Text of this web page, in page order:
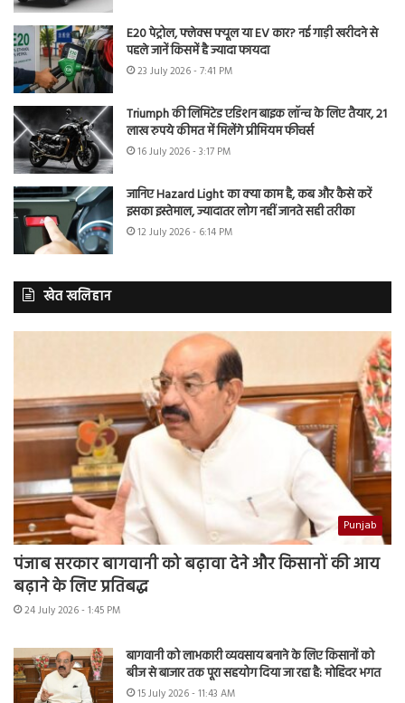
E20 पेट्रोल, फ्लेक्स फ्यूल या EV कार? नई गाड़ी खरीदने से
पहले जानें किसमें है ज्यादा फायदा
23 July 2026 - 7:41 PM
Triumph की लिमिटेड एडिशन बाइक लॉन्च के लिए तैयार, 21
लाख रुपये कीमत में मिलेंगे प्रीमियम फीचर्स
16 July 2026 - 3:17 PM
जानिए Hazard Light का क्या काम है, कब और कैसे करें
इसका इस्तेमाल, ज्यादातर लोग नहीं जानते सही तरीका
12 July 2026 - 6:14 PM
खेत खलिहान
Punjab
पंजाब सरकार बागवानी को बढ़ावा देने और किसानों की आय
बढ़ाने के लिए प्रतिबद्ध
24 July 2026 - 1:45 PM
बागवानी को लाभकारी व्यवसाय बनाने के लिए किसानों को
बीज से बाजार तक पूरा सहयोग दिया जा रहा है: मोहिंदर भगत
15 July 2026 - 11:43 AM